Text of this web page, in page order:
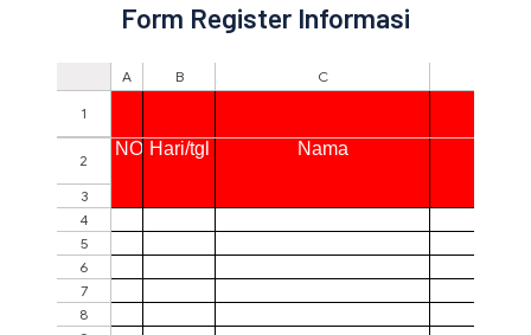
Form Register Informasi